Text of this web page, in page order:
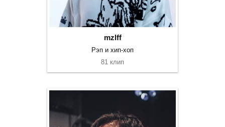
mzlff
Рэп и хип-хоп
81 клип